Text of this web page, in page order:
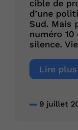
cible de
d’une
Sud. Mais
numéro
silence.
Lire plus
9 juillet